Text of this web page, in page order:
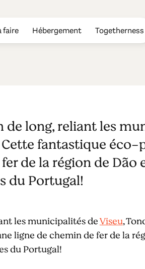
faire Hébergement Togetherness
de long, reliant les
fantastique éco-
de la région de
du Portugal!
les municipalités deViseu,
ligne de chemin de fer de la
du Portugal!